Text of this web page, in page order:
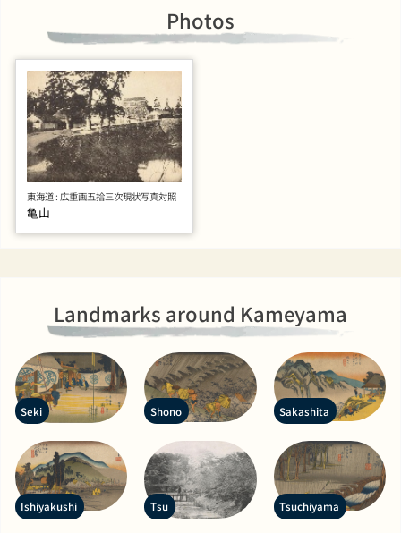
Photos
東海道 : 広重画五拾三次現状写真対照
亀山
Landmarks around Kameyama
Seki Shono Sakashita
Ishiyakushi Tsu Tsuchiyama